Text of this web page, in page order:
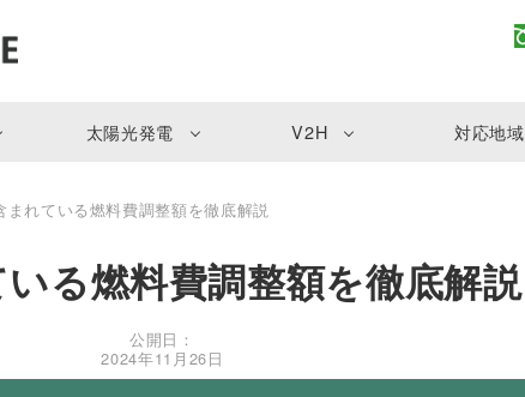
太陽光発電 V2H 対応地域
まれている燃料費調整額を徹底解説
る燃料費調整額を徹底解説
公開日：
2024年11月26日